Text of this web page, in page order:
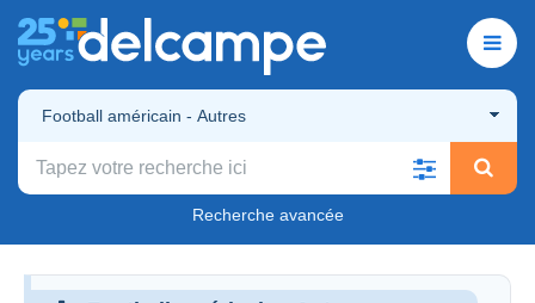
Football américain - Autres
Recherche avancée